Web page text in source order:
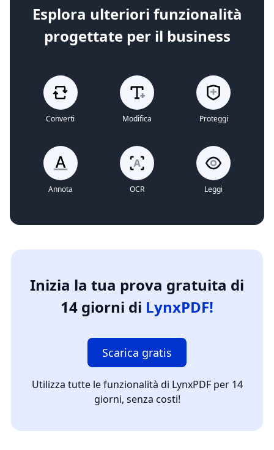
Esplora ulteriori funzionalità
progettate per il business
Converti Modifica Proteggi
Annota OCR Leggi
Inizia la tua prova gratuita di
14 giorni di LynxPDF!
Scarica gratis
Utilizza tutte le funzionalità di LynxPDF per 14
giorni, senza costi!